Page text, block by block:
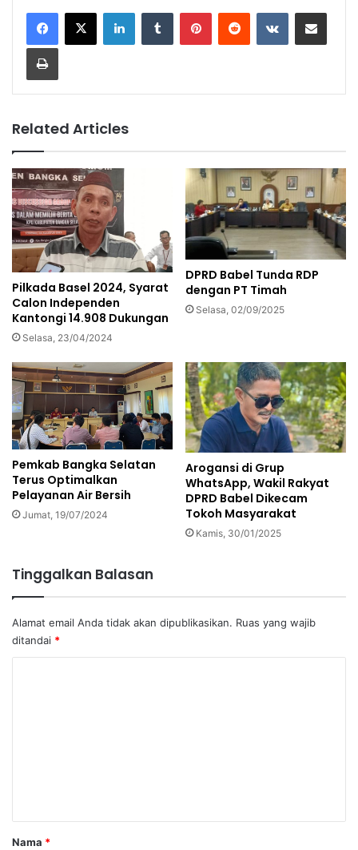
LinkedInTumblr PinterestReddit VKontakteShare via Email
Print
Related Articles
Pilkada Basel 2024, Syarat
Calon Independen
Kantongi 14.908 Dukungan
Selasa, 23/04/2024
DPRD Babel Tunda RDP
dengan PT Timah
Selasa, 02/09/2025
Pemkab Bangka Selatan
Terus Optimalkan
Pelayanan Air Bersih
Jumat, 19/07/2024
Arogansi di Grup
WhatsApp, Wakil Rakyat
DPRD Babel Dikecam
Tokoh Masyarakat
Kamis, 30/01/2025
Tinggalkan Balasan
Alamat email Anda tidak akan dipublikasikan. Ruas yang wajib
ditandai *
rNama *